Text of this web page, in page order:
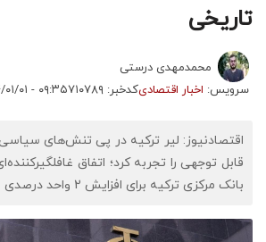
تاریخی
محمدمهدی درستی
سرویس: اخبار اقتصادیکدخبر: ۷۱۰۷۸۹ ۱۴۰۴/۰۱/۰۱ -
اقتصادنیوز: لیر ترکیه در پی تنش‌های
قابل توجهی را تجربه کرد؛ اتفاق
بانک مرکزی ترکیه برای افزایش 2 واحد درصدی نرخ بهره شد.